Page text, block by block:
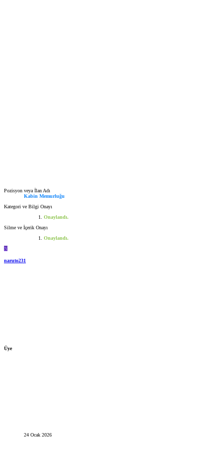
Pozisyon veya İlan Adı
Kabin Memurluğu
Kategori ve Bilgi Onayı
Onaylandı.
Silme ve İçerik Onayı
Onaylandı.
N
naruto231
Üye
24 Ocak 2026